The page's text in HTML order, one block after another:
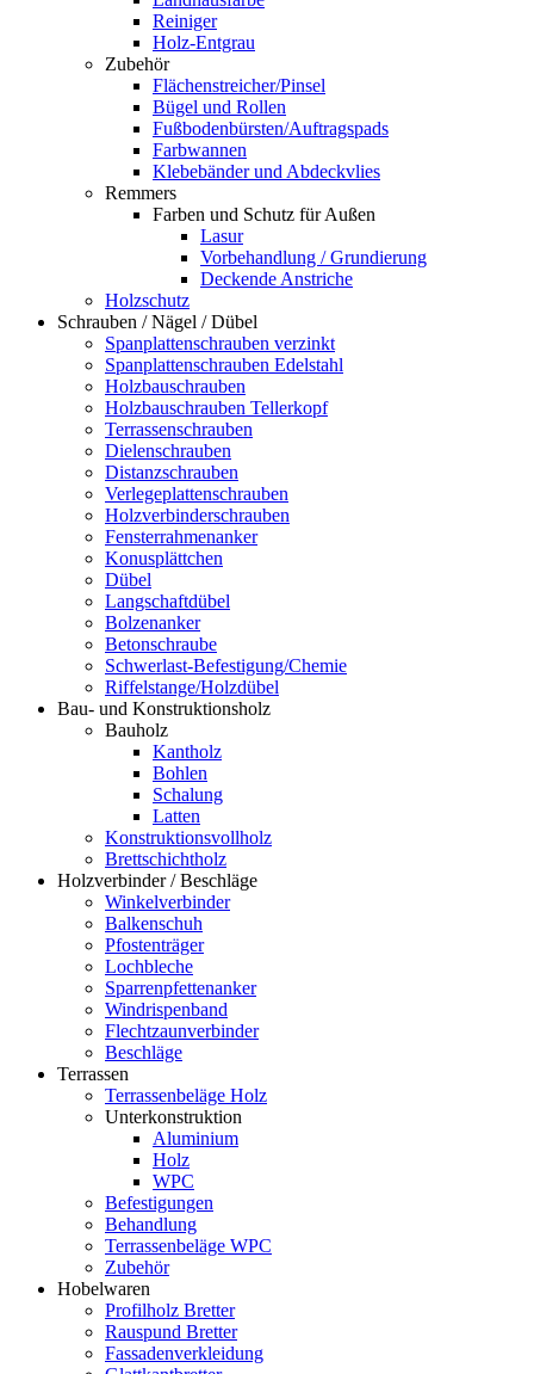
Reiniger
Holz-Entgrau
Zubehör
Flächenstreicher/Pinsel
Bügel und Rollen
Fußbodenbürsten/Auftragspads
Farbwannen
Klebebänder und Abdeckvlies
Remmers
Farben und Schutz für Außen
Lasur
Vorbehandlung / Grundierung
Deckende Anstriche
Holzschutz
Schrauben / Nägel / Dübel
Spanplattenschrauben verzinkt
Spanplattenschrauben Edelstahl
Holzbauschrauben
Holzbauschrauben Tellerkopf
Terrassenschrauben
Dielenschrauben
Distanzschrauben
Verlegeplattenschrauben
Holzverbinderschrauben
Fensterrahmenanker
Konusplättchen
Dübel
Langschaftdübel
Bolzenanker
Betonschraube
Schwerlast-Befestigung/Chemie
Riffelstange/Holzdübel
Bau- und Konstruktionsholz
Bauholz
Kantholz
Bohlen
Schalung
Latten
Konstruktionsvollholz
Brettschichtholz
Holzverbinder / Beschläge
Winkelverbinder
Balkenschuh
Pfostenträger
Lochbleche
Sparrenpfettenanker
Windrispenband
Flechtzaunverbinder
Beschläge
Terrassen
Terrassenbeläge Holz
Unterkonstruktion
Aluminium
Holz
WPC
Befestigungen
Behandlung
Terrassenbeläge WPC
Zubehör
Hobelwaren
Profilholz Bretter
Rauspund Bretter
Fassadenverkleidung